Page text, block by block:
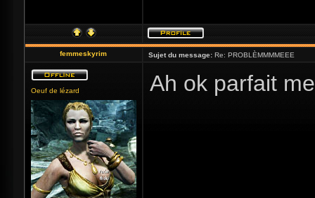
femmeskyrim Sujet du message: Re: PROBLÈMMMMEEE
Oeuf de lézard Ah ok parfait